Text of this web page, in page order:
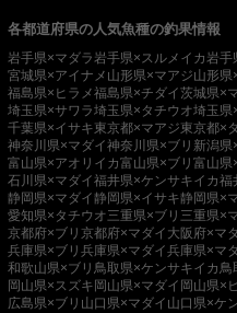
各都道府県の人気魚種の釣果情報
岩手県×マダラ岩手県×スルメイカ岩手
宮城県×アイナメ 山形県×マアジ山形県
福島県×ヒラメ福島県×チダイ茨城県×
埼玉県×サワラ埼玉県×タチウオ埼玉県
千葉県×イサキ東京都×マアジ東京都×
神奈川県×マダイ神奈川県×ブリ 新潟県
富山県×アオリイカ富山県×ブリ 富山県
石川県×マダイ福井県×ケンサキイカ福
静岡県×マダイ 静岡県×イサキ静岡県×
愛知県×タチウオ三重県×ブリ 三重県×
京都府×ブリ 京都府×マダイ 大阪府×マ
兵庫県×ブリ 兵庫県×マダイ兵庫県×マ
和歌山県×ブリ 鳥取県×ケンサキイカ鳥
岡山県×スズキ 岡山県×マダイ 岡山県×
広島県×ブリ 山口県×マダイ 山口県×ケ